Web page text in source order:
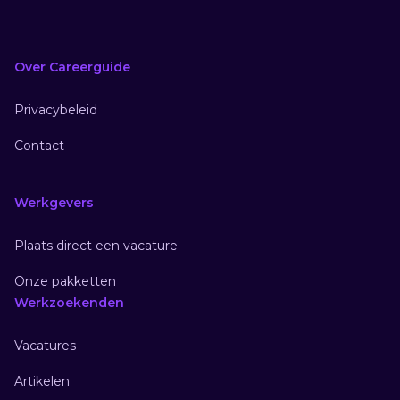
Over Careerguide
Privacybeleid
Contact
Werkgevers
Plaats direct een vacature
Onze pakketten
Werkzoekenden
Vacatures
Artikelen